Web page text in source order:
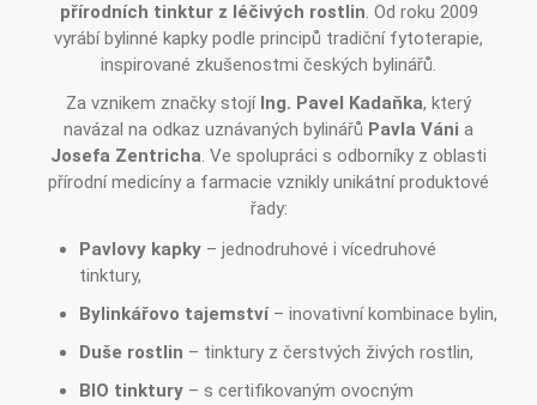
přírodních tinktur z léčivých rostlin. Od roku 2009
vyrábí bylinné kapky podle principů tradiční fytoterapie,
inspirované zkušenostmi českých bylinářů.
Za vznikem značky stojí Ing. Pavel Kadaňka, který
navázal na odkaz uznávaných bylinářů Pavla Váni a
Josefa Zentricha. Ve spolupráci s odborníky z oblasti
přírodní medicíny a farmacie vznikly unikátní produktové
řady:
Pavlovy kapky – jednodruhové i vícedruhové
tinktury,
Bylinkářovo tajemství– inovativní kombinace bylin,
Duše rostlin – tinktury z čerstvých živých rostlin,
BIO tinktury – s certifikovaným ovocným